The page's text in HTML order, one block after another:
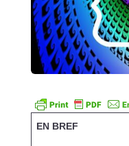
EN BREF